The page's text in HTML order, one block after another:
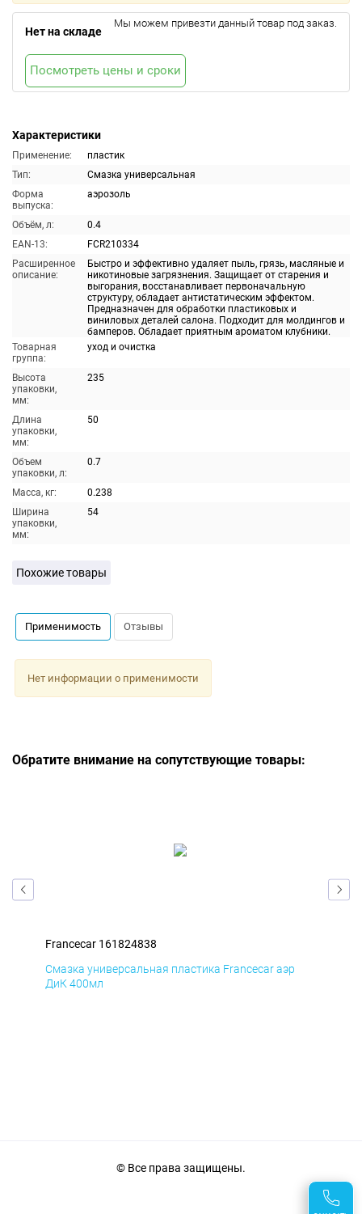
Характеристики
Применение:
пластик
Тип:
Смазка универсальная
Форма
выпуска:
аэрозоль
Объём, л:
0.4
EAN-13:
FCR210334
Расширенное
описание:
Быстро и эффективно удаляет пыль, грязь, масляные и
никотиновые загрязнения. Защищает от старения и
выгорания, восстанавливает первоначальную
структуру, обладает антистатическим эффектом.
Предназначен для обработки пластиковых и
виниловых деталей салона. Подходит для молдингов и
бамперов. Обладает приятным ароматом клубники.
Товарная
группа:
уход и очистка
Высота
упаковки,
мм:
235
Длина
упаковки,
мм:
50
Объем
упаковки, л:
0.7
Масса, кг:
0.238
Ширина
упаковки,
мм:
54
Нет на складе
Мы можем привезти данный товар под заказ.
Посмотреть цены и сроки
Похожие товары
Применимость Отзывы
Нет информации о применимости
Обратите внимание на сопутствующие товары:
Francecar 161824838
Смазка универсальная пластика Francecar аэр
ДиК 400мл
© Все права защищены.